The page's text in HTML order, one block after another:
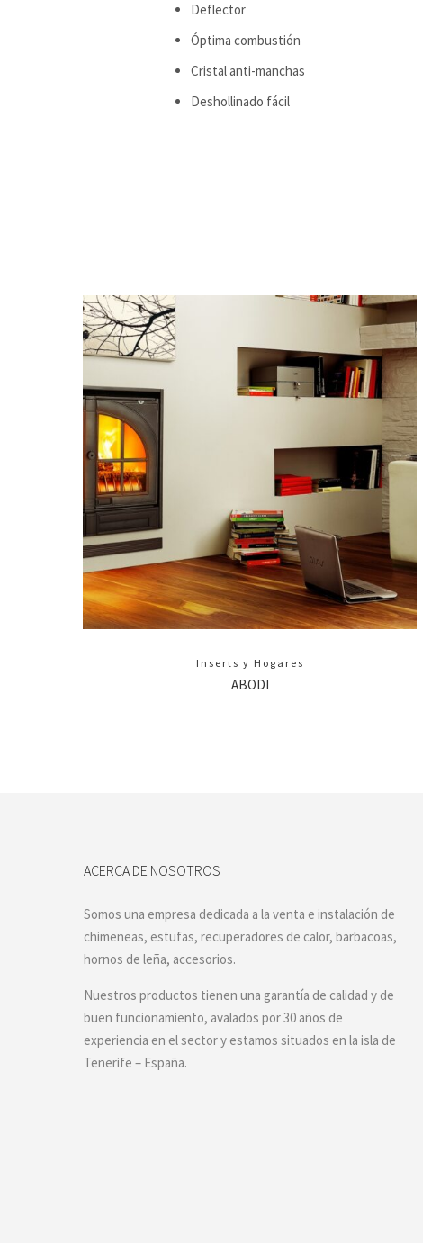
Deflector
Óptima combustión
Cristal anti-manchas
Deshollinado fácil
Inserts y Hogares
ABODI
ACERCA DE NOSOTROS
Somos una empresa dedicada a la venta e instalación de
chimeneas, estufas, recuperadores de calor, barbacoas,
hornos de leña, accesorios.
Nuestros productos tienen una garantía de calidad y de
buen funcionamiento, avalados por 30 años de
experiencia en el sector y estamos situados en la isla de
Tenerife – España.